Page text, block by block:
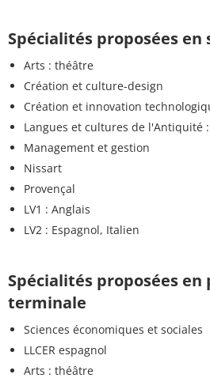
Spécialités proposées en
Arts : théâtre
Création et culture-design
Création et innovation
Langues et cultures de l'Antiquité
Management et gestion
Nissart
Provençal
LV1 : Anglais
LV2 : Espagnol, Italien
Spécialités proposées
terminale
Sciences économiques et sociales
LLCER espagnol
Arts : théâtre